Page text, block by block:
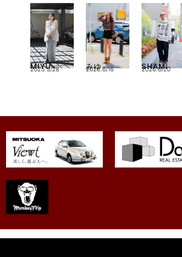
MIYU
2025.5/28 みゆ
2026.6/16 SHAMi
2026.6/20